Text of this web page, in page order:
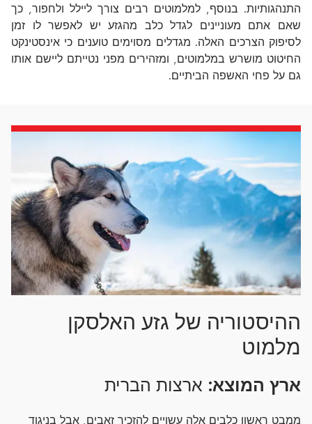
התנהגותיות. בנוסף, למלמוטים רבים צורך ליילל ולחפור, כך
שאם אתם מעוניינים לגדל כלב מהגזע יש לאפשר לו זמן
לסיפוק הצרכים האלה. מגדלים מסוימים טוענים כי אינסטינקט
החיטוט מושרש במלמוטים, ומזהירים מפני נטייתם ליישם אותו
גם על פחי האשפה הביתיים.
ההיסטוריה של גזע האלסקן
מלמוט
ארץ המוצא: ארצות הברית
ממבט ראשון כלבים אלה עשויים להזכיר זאבים, אבל בניגוד